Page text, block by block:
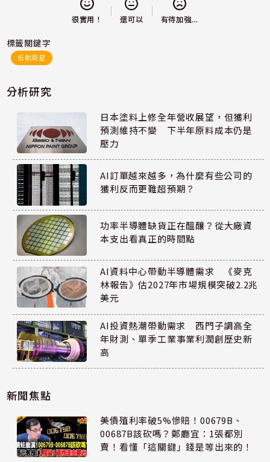
很實用！ 還可以 有待加強...
標籤關鍵字
低軌衛星
分析研究
日本塗料上修全年營收展望，但獲利
預測維持不變 下半年原料成本仍是
壓力
AI訂單越來越多，為什麼有些公司的
獲利反而更難超預期？
功率半導體缺貨正在醞釀？從大廠資
本支出看真正的時間點
AI資料中心帶動半導體需求 《麥克
林報告》估2027年市場規模突破2.2兆
美元
AI投資熱潮帶動需求 西門子調高全
年財測、單季工業事業利潤創歷史新
高
新聞焦點
美債殖利率破5%慘賠！00679B、
00687B該砍嗎？鄭廳宜：1張都別
賣！看懂「這關鍵」錢是等出來的！